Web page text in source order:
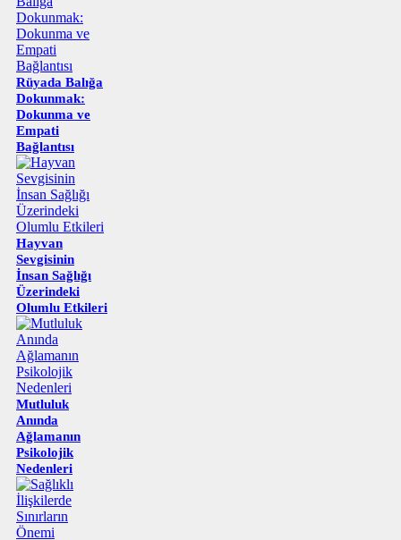
Rüyada Balığa
Dokunmak:
Dokunma ve
Empati
Bağlantısı
Hayvan
Sevgisinin
İnsan Sağlığı
Üzerindeki
Olumlu Etkileri
Mutluluk
Anında
Ağlamanın
Psikolojik
Nedenleri